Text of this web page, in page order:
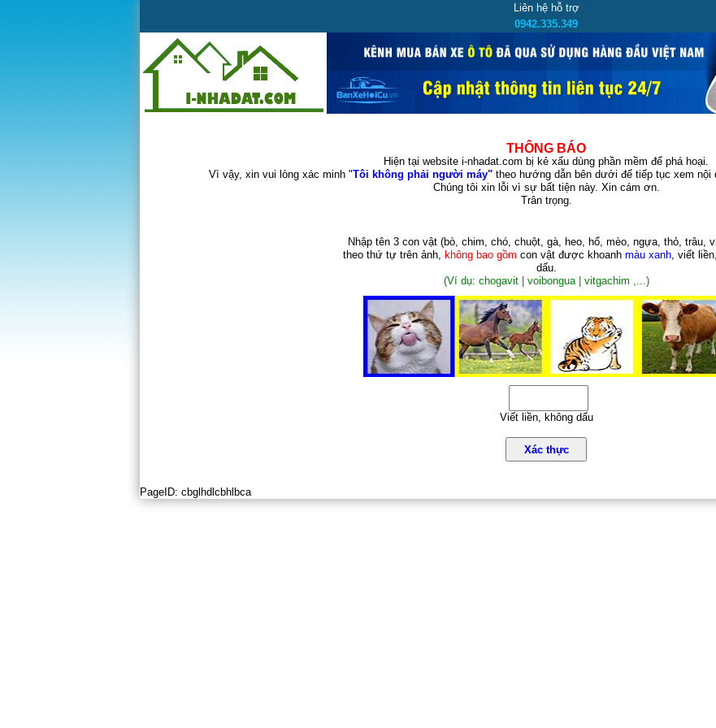
Liên hệ hỗ trợ
0942.335.349
THÔNG BÁO
Hiện tại website i-nhadat.com bị kẻ xấu dùng phần mềm để phá hoại.
Vì vậy, xin vui lòng xác minh "Tôi không phải người máy"theo hướng dẫn bên dưới để tiếp tục xem nội
Chúng tôi xin lỗi vì sự bất tiện này. Xin cám ơn.
Trân trọng.
Nhập tên 3 con vật (bò, chim, chó, chuột, gà, heo, hổ, mèo, ngựa, thỏ, trâu,
theo thứ tự trên ảnh, không bao gồm con vật được khoanh màu xanh, viết
dấu.
(Ví dụ: chogavit | voibongua | vitgachim ,...)
Viết liền, không dấu
Xác thực
PageID: cbglhdlcbhlbca